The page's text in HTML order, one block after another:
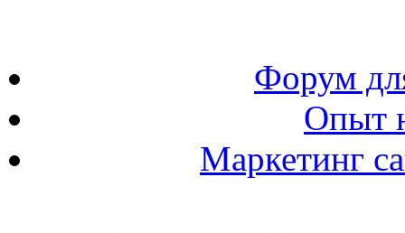
Форум
Опыт
Маркетинг